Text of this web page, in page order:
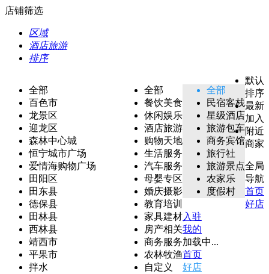
店铺筛选
区域
酒店旅游
排序
全部
百色市
龙景区
迎龙区
森林中心城
恒宁城市广场
爱情海购物广场
田阳区
田东县
德保县
田林县
西林县
靖西市
平果市
拌水
全部
餐饮美食
休闲娱乐
酒店旅游
购物天地
生活服务
汽车服务
母婴专区
婚庆摄影
教育培训
家具建材
房产相关
商务服务
农林牧渔
自定义
全部
民宿客栈
星级酒店
旅游包车
商务宾馆
旅行社
旅游景点
农家乐
度假村
默认
排序
最新
加入
附近
商家
全局
导航
首页
好店
入驻
我的
加载中...
首页
好店